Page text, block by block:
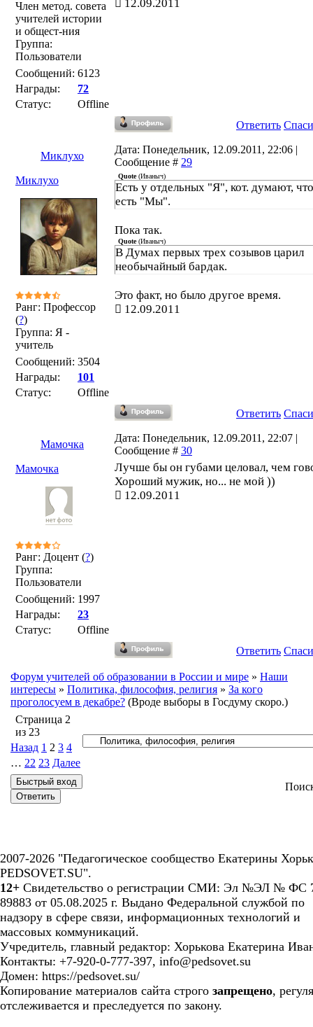
Член метод. совета
учителей истории
и общест-ния
Группа:
Пользователи
Сообщений: 6123
Награды:
72
Статус:
Offline
12.09.2011
Ответить
Миклухо
Дата: Понедельник, 12.09.2011, 22:06 |
Сообщение # 29
Миклухо
Ранг: Профессор
(?)
Группа: Я -
учитель
Сообщений: 3504
Награды:
101
Статус:
Offline
Quote(Иваныч)
Есть у отдельных "Я", кот. думают,
есть "Мы".
Пока так.
Quote(Иваныч)
В Думах первых трех созывов царил
необычайный бардак.
Это факт, но было другое время.
12.09.2011
Ответить
Мамочка
Дата: Понедельник, 12.09.2011, 22:07 |
Сообщение # 30
Мамочка
Ранг: Доцент (?)
Группа:
Пользователи
Сообщений: 1997
Награды:
23
Статус:
Offline
Лучше бы он губами целовал, чем
Хороший мужик, но... не мой ))
12.09.2011
Ответить
Форум учителей об образовании в России и мире » Наши
интересы » Политика, философия, религия » За кого
проголосуем в декабре? (Вроде выборы в Госдуму скоро.)
Страница 2
из 23
Назад 1 2 3 4
… 22 23 Далее
2007-2026 "Педагогическое сообщество Екатерины
PEDSOVET.SU".
12+ Свидетельство о регистрации СМИ: Эл №ЭЛ № ФС
89883 от 05.08.2025 г. Выдано Федеральной службой по
надзору в сфере связи, информационных технологий и
массовых коммуникаций.
Учредитель, главный редактор: Хорькова Екатерина
Контакты: +7-920-0-777-397, info@pedsovet.su
Домен: https://pedsovet.su/
Копирование материалов сайта строго запрещено,
отслеживается и преследуется по закону.